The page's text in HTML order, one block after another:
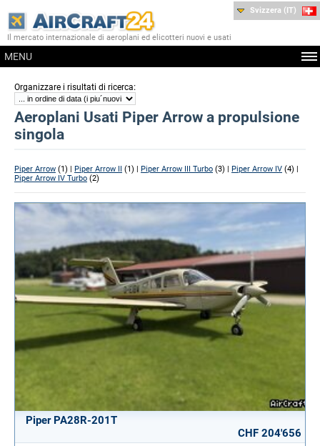
Il mercato internazionale di aeroplani ed elicotteri nuovi e usati
MENU
Svizzera (IT)
Organizzare i risultati di ricerca:
Aeroplani Usati Piper Arrow a propulsione
singola
Piper Arrow (1) | Piper Arrow II (1) | Piper Arrow III Turbo (3) | Piper Arrow IV (4) |
Piper Arrow IV Turbo (2)
Piper PA28R-201T
CHF 204'656